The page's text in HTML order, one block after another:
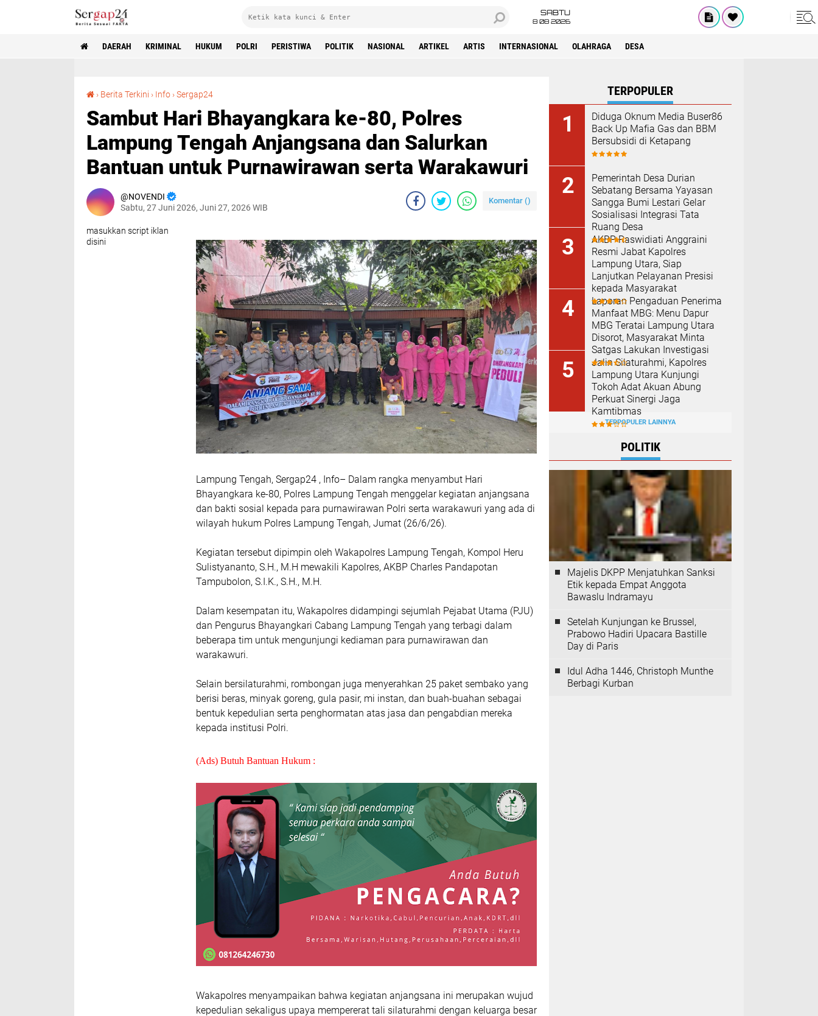
SABTU
8 08 2026
DAERAH KRIMINAL HUKUM POLRI PERISTIWA POLITIK NASIONAL ARTIKEL ARTIS INTERNASIONAL OLAHRAGA DESA
› Berita Terkini › Info ›Sergap24
Sambut Hari Bhayangkara ke-80, Polres
Lampung Tengah Anjangsana dan Salurkan
Bantuan untuk Purnawirawan serta Warakawuri
NOVENDI
Sabtu, 27 Juni 2026, Juni 27, 2026 WIB
Komentar ()
masukkan script iklan
disini
Lampung Tengah, Sergap24 , Info– Dalam rangka menyambut Hari
Bhayangkara ke-80, Polres Lampung Tengah menggelar kegiatan anjangsana
dan bakti sosial kepada para purnawirawan Polri serta warakawuri yang ada di
wilayah hukum Polres Lampung Tengah, Jumat (26/6/26).
Kegiatan tersebut dipimpin oleh Wakapolres Lampung Tengah, Kompol Heru
Sulistyananto, S.H., M.H mewakili Kapolres, AKBP Charles Pandapotan
Tampubolon, S.I.K., S.H., M.H.
Dalam kesempatan itu, Wakapolres didampingi sejumlah Pejabat Utama (PJU)
dan Pengurus Bhayangkari Cabang Lampung Tengah yang terbagi dalam
beberapa tim untuk mengunjungi kediaman para purnawirawan dan
warakawuri.
Selain bersilaturahmi, rombongan juga menyerahkan 25 paket sembako yang
berisi beras, minyak goreng, gula pasir, mi instan, dan buah-buahan sebagai
bentuk kepedulian serta penghormatan atas jasa dan pengabdian mereka
kepada institusi Polri.
(Ads) Butuh Bantuan Hukum :
Wakapolres menyampaikan bahwa kegiatan anjangsana ini merupakan wujud
kepedulian sekaligus upaya mempererat tali silaturahmi dengan keluarga besar
TERPOPULER
Diduga Oknum Media Buser86
Back Up Mafia Gas dan BBM
Bersubsidi di Ketapang
Pemerintah Desa Durian
Sebatang Bersama Yayasan
Sangga Bumi Lestari Gelar
Sosialisasi Integrasi Tata
Ruang Desa
AKBP Raswidiati Anggraini
Resmi Jabat Kapolres
Lampung Utara, Siap
Lanjutkan Pelayanan Presisi
kepada Masyarakat
Laporan Pengaduan Penerima
Manfaat MBG: Menu Dapur
MBG Teratai Lampung Utara
Disorot, Masyarakat Minta
Satgas Lakukan Investigasi
Jalin Silaturahmi, Kapolres
Lampung Utara Kunjungi
Tokoh Adat Akuan Abung
Perkuat Sinergi Jaga
Kamtibmas
TERPOPULER LAINNYA
POLITIK
Majelis DKPP Menjatuhkan Sanksi
Etik kepada Empat Anggota
Bawaslu Indramayu
Setelah Kunjungan ke Brussel,
Prabowo Hadiri Upacara Bastille
Day di Paris
Idul Adha 1446, Christoph Munthe
Berbagi Kurban